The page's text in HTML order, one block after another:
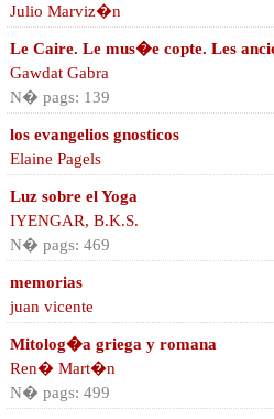
Julio Marviz�n
Le Caire. Le mus�e copte. Les
Gawdat Gabra
N� pags: 139
los evangelios gnosticos
Elaine Pagels
Luz sobre el Yoga
IYENGAR, B.K.S.
N� pags: 469
memorias
juan vicente
Mitolog�a griega y romana
Ren� Mart�n
N� pags: 499